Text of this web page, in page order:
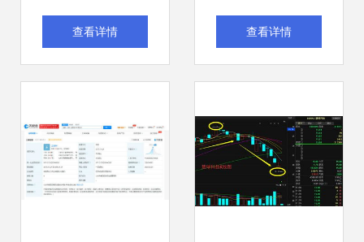
技术开发公司的广
查看详情
脖子”难题 计算机
创新路径
查看详情